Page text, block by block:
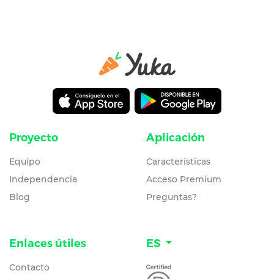
Proyecto
Equipo
Independencia
Blog
Aplicación
Características
Acceso Premium
Preguntas?
Enlaces útiles
Contacto
ES